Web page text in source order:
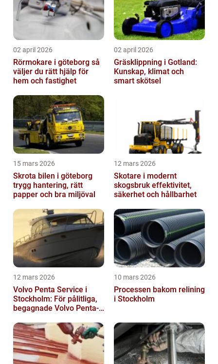
02 april 2026
Rörmokare i göteborg så
väljer du rätt hjälp för
hem och fastighet
02 april 2026
Gräsklippning i Gotland:
Kunskap, klimat och
smart skötsel
15 mars 2026
Skrota bilen i göteborg
trygg hantering, rätt
papper och bra miljöval
12 mars 2026
Skotare i modernt
skogsbruk effektivitet,
säkerhet och hållbarhet
12 mars 2026
Volvo Penta Service i
Stockholm: För pålitliga,
begagnade Volvo Penta-
10 mars 2026
Processen bakom relining
i Stockholm